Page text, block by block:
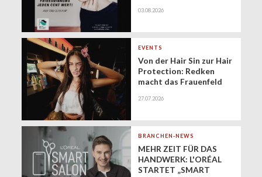
Zukunft der
(Minijobs)
03.08.2026
EVENTS
Von der Hair Sin zur Hair
Protection: Redken
macht das Frauenfeld
gesundes Haar
27.07.2026
BRANCHEN-NEWS
MEHR ZEIT FÜR DAS
HANDWERK: L'ORÉAL
STARTET „SMART